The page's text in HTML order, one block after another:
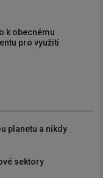
k obecnému
pro využití
planetu a nikdy
sektory